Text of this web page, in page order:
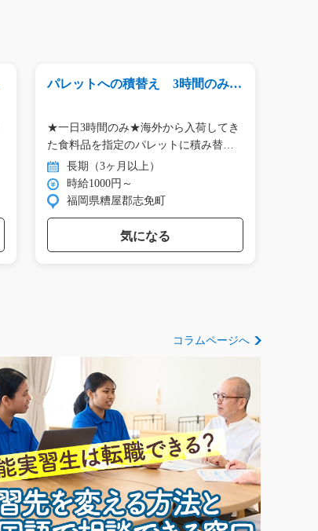
パレットへの積替え 3時間のみ/y
★一日3時間のみ★海外から入荷してき
た食料品を指定のパレットに積み替え
て… 長期（3ヶ月以上）
時給1000円～
福岡県糟屋郡志免町
気になる
コラムページへ